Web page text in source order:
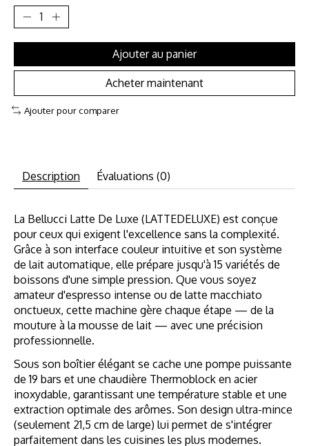
Ajouter au panier
Acheter maintenant
Ajouter pour comparer
Description Évaluations (0)
La Bellucci Latte De Luxe (LATTEDELUXE) est conçue
pour ceux qui exigent l'excellence sans la complexité.
Grâce à son interface couleur intuitive et son système
de lait automatique, elle prépare jusqu'à 15 variétés de
boissons d'une simple pression. Que vous soyez
amateur d'espresso intense ou de latte macchiato
onctueux, cette machine gère chaque étape — de la
mouture à la mousse de lait — avec une précision
professionnelle.
Sous son boîtier élégant se cache une pompe puissante
de 19 bars et une chaudière Thermoblock en acier
inoxydable, garantissant une température stable et une
extraction optimale des arômes. Son design ultra-mince
(seulement 21,5 cm de large) lui permet de s'intégrer
parfaitement dans les cuisines les plus modernes.